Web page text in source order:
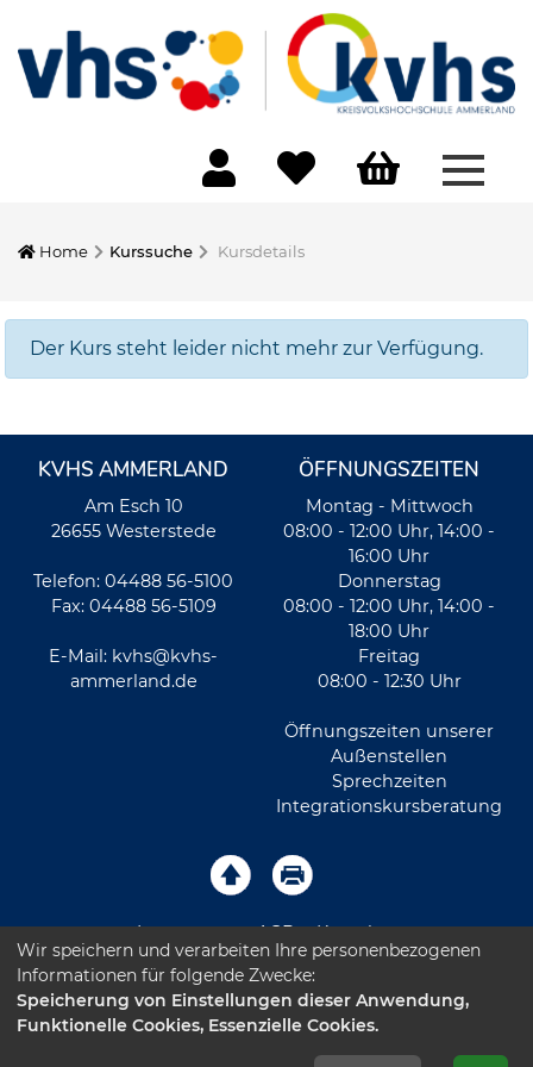
Home Kurssuche Kursdetails
Der Kurs steht leider nicht mehr zur Verfügung.
KVHS AMMERLAND
Am Esch 10
26655 Westerstede
Telefon: 04488 56-5100
Fax: 04488 56-5109
E-Mail: kvhs@kvhs-
ammerland.de
ÖFFNUNGSZEITEN
Montag - Mittwoch
08:00 - 12:00 Uhr, 14:00 -
16:00 Uhr
Donnerstag
08:00 - 12:00 Uhr, 14:00 -
18:00 Uhr
Freitag
08:00 - 12:30 Uhr
Öffnungszeiten unserer
Außenstellen
Sprechzeiten
Integrationskursberatung
Impressum AGB Kontakt
Sitemap Datenschutz Leichte Sprache
Barrierefreiheitserklärung
Wir speichern und verarbeiten Ihre personenbezogenen
Informationen für folgende Zwecke:
Speicherung von Einstellungen dieser Anwendung,
Funktionelle Cookies, Essenzielle Cookies.